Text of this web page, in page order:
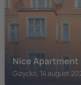
Nice
Gizycko, 14 august